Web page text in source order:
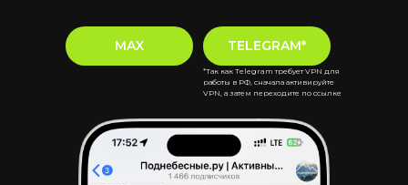
TELEGRAM*
MAX
*Так как Telegram требует VPN для
работы в РФ, сначала активируйте
VPN, а затем переходите по ссылке